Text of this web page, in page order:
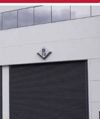
de Enrolar Automática
Para Portas de
eletrostática